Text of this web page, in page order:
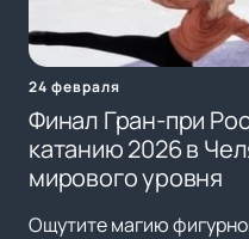
24 февраля
Финал Гран-при
катанию 2026 в
мирового уровня
Ощутите магию